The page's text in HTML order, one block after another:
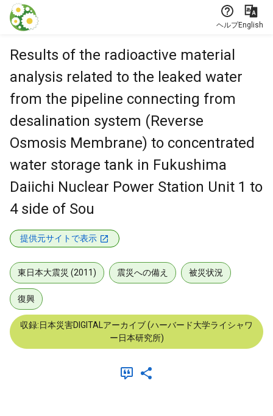
本文に飛ぶ
ヘルプEnglish
Results of the radioactive material
analysis related to the leaked water
from the pipeline connecting from
desalination system (Reverse
Osmosis Membrane) to concentrated
water storage tank in Fukushima
Daiichi Nuclear Power Station Unit 1 to
4 side of Sou
提供元サイトで表示
東日本大震災 (2011) 震災への備え 被災状況
復興
収録:日本災害DIGITALアーカイブ (ハーバード大学ライシャワ
ー日本研究所)